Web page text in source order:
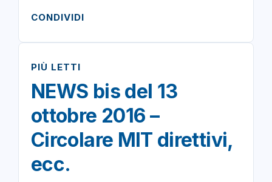
CONDIVIDI
PIÙ LETTI
NEWS bis del 13
ottobre 2016 –
Circolare MIT direttivi,
ecc.